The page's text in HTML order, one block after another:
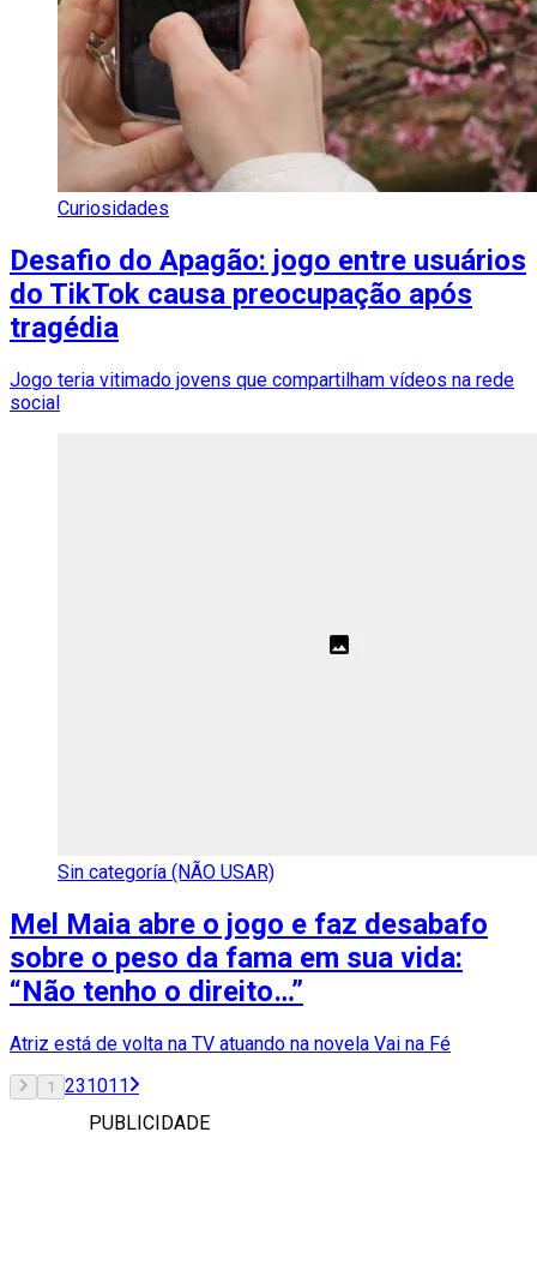
Curiosidades
Desafio do Apagão: jogo entre usuários
do TikTok causa preocupação após
tragédia
Jogo teria vitimado jovens que compartilham vídeos na rede
social
Sin categoría (NÃO USAR)
Mel Maia abre o jogo e faz desabafo
sobre o peso da fama em sua vida:
“Não tenho o direito…”
Atriz está de volta na TV atuando na novela Vai na Fé
1 231011
PUBLICIDADE